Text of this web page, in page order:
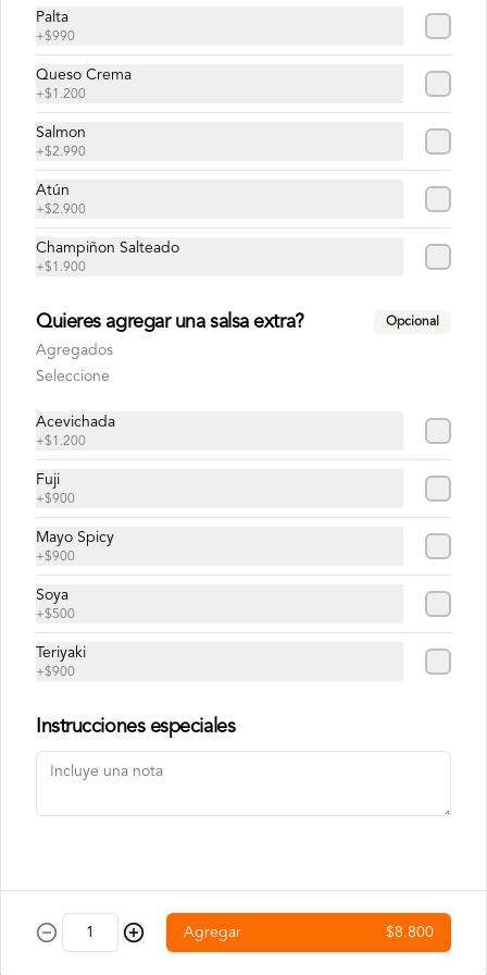
Pan, carne smash de 120g, queso
Pan, DOBLE CARNE smash de 120g,
DOBLE QUESO americano, lechuga,
Pan, carne smash de 120g, queso
americano, pimentones rojos dulces,
tocino crocante y salsa spicy (levemente
Bebestibles
Agua Mineral
Palta
+$990
Queso Crema
+$1.200
Salmon
+$2.990
Atún
+$2.900
Champiñon Salteado
+$1.900
Quieres agregar una salsa extra? Opcional
Agregados
Seleccione
Acevichada
+$1.200
Fuji
+$900
Mayo Spicy
+$900
Soya
+$500
Teriyaki
+$900
Instrucciones especiales
Agregar $8.800